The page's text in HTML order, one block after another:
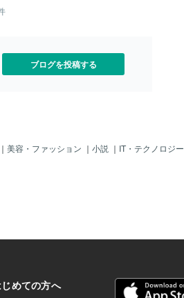
ブログを投稿する
｜ 美容・ファッション ｜ 小説 ｜ IT・テクノロジー